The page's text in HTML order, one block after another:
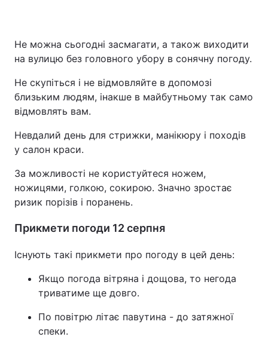
Не можна сьогодні засмагати, а також виходити
на вулицю без головного убору в сонячну погоду.
Не скупіться і не відмовляйте в допомозі
близьким людям, інакше в майбутньому так само
відмовлять вам.
Невдалий день для стрижки, манікюру і походів
у салон краси.
За можливості не користуйтеся ножем,
ножицями, голкою, сокирою. Значно зростає
ризик порізів і поранень.
Прикмети погоди 12 серпня
Існують такі прикмети про погоду в цей день:
Якщо погода вітряна і дощова, то негода
триватиме ще довго.
По повітрю літає павутина - до затяжної
спеки.